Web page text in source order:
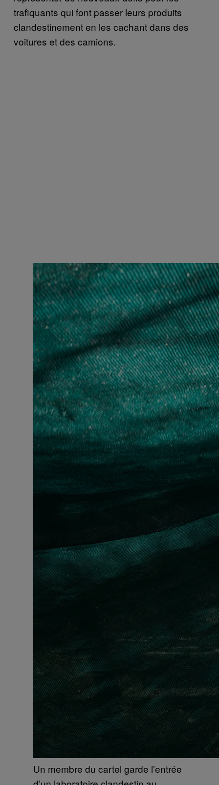
trafiquants qui font passer leurs produits
clandestinement en les cachant dans des
voitures et des camions.
Un membre du cartel garde l’entrée